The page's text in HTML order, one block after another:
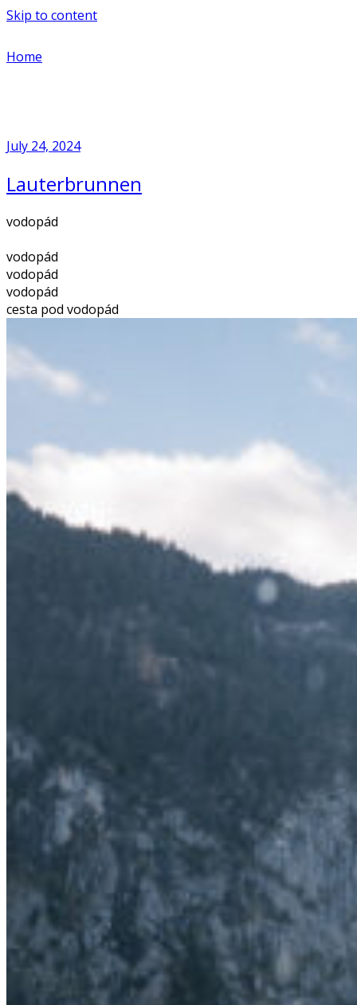
Skip to content
Home
July 24, 2024
Lauterbrunnen
vodopád
vodopád
vodopád
vodopád
cesta pod vodopád